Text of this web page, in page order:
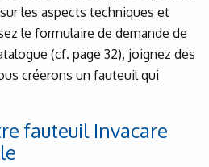
les aspects techniques et
le formulaire de demande de
(cf. page 32), joignez des
créerons un fauteuil qui
fauteuil Invacare